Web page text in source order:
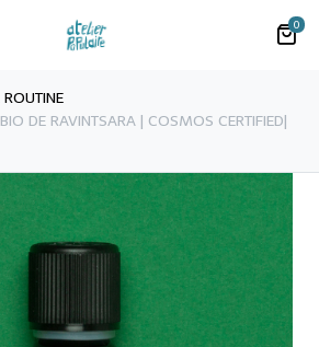
0
ROUTINE
DE RAVINTSARA | COSMOS CERTIFIED|